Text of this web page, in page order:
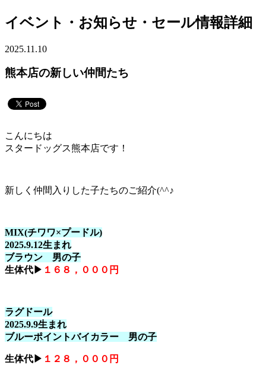
イベント・お知らせ・セール情報詳細
2025.11.10
熊本店の新しい仲間たち
こんにちは
スタードッグス熊本店です！
新しく仲間入りした子たちのご紹介(^^♪
MIX(チワワ×プードル)
2025.9.12生まれ
ブラウン 男の子
生体代▶ １６８，０００円
ラグドール
2025.9.9生まれ
ブルーポイントバイカラー 男の子
生体代▶ １２８，０００円